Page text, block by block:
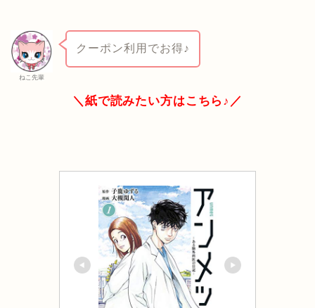
ねこ先輩
クーポン利用でお得♪
＼紙で読みたい方はこちら♪／